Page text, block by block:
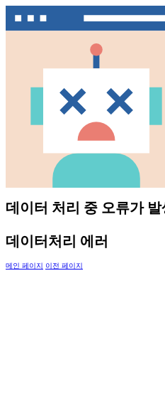
데이터 처리 중 오류가
데이터처리 에러
메인 페이지 이전 페이지